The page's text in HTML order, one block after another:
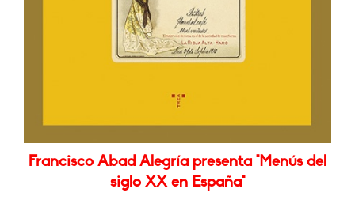
Francisco Abad Alegría presenta "Menús del
siglo XX en España"